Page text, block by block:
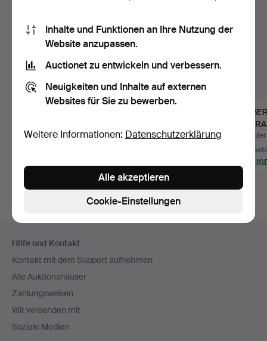
JAHRE UN…
Beendet 4. Mai 2026
JAHRE UN…
Beendet 4. Mai 2026
2
5
219
Navigation
Hilfe und Kontakt
Kontakt mit dem Support aufnehmen
Alle Auktionshäuser
Zahlungsweisen
Wir versenden mit
Soziale Medien
Inhalte und Funktionen an Ihre Nutzung der
Website anzupassen.
Auctionet zu entwickeln und verbessern.
Neuigkeiten und Inhalte auf externen
Websites für Sie zu bewerben.
Weitere Informationen: Datenschutzerklärung
Cookie-Einstellungen
Alle akzeptieren